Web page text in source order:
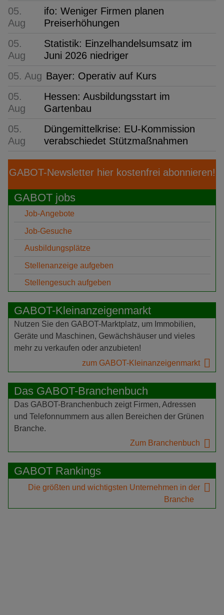
05.
Aug
ifo: Weniger Firmen planen
Preiserhöhungen
05.
Aug
Statistik: Einzelhandelsumsatz im
Juni 2026 niedriger
05. Aug Bayer: Operativ auf Kurs
05.
Aug
Hessen: Ausbildungsstart im
Gartenbau
05.
Aug
Düngemittelkrise: EU-Kommission
verabschiedet Stützmaßnahmen
GABOT-Newsletter hier kostenfrei abonnieren!
GABOT jobs
Job-Angebote
Job-Gesuche
Ausbildungsplätze
Stellenanzeige aufgeben
Stellengesuch aufgeben
GABOT-Kleinanzeigenmarkt
Nutzen Sie den GABOT-Marktplatz, um Immobilien,
Geräte und Maschinen, Gewächshäuser und vieles
mehr zu verkaufen oder anzubieten!
zum GABOT-Kleinanzeigenmarkt
Das GABOT-Branchenbuch
Das GABOT-Branchenbuch zeigt Firmen, Adressen
und Telefonnummern aus allen Bereichen der Grünen
Branche.
Zum Branchenbuch
GABOT Rankings
Die größten und wichtigsten Unternehmen in der
Branche